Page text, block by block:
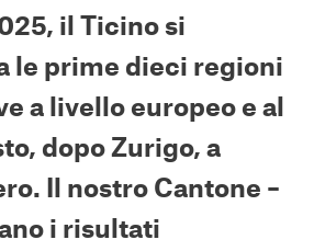
il Ticino si
le prime dieci regioni
a livello europeo e al
dopo Zurigo, a
Il nostro Cantone –
i risultati